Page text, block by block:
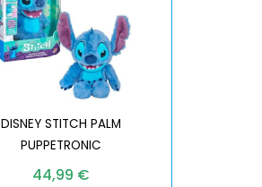
DISNEY STITCH PALM
PUPPETRONIC
44,99 €